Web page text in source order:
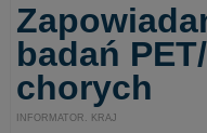
badań
chorych
INFORMATOR. KRAJ